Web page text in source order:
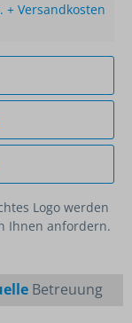
+ Versandkosten
Logo werden
Ihnen anfordern.
Betreuung